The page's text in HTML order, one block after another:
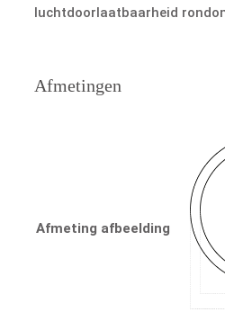
luchtdoorlaatbaarheid
Afmetingen
Afmeting afbeelding